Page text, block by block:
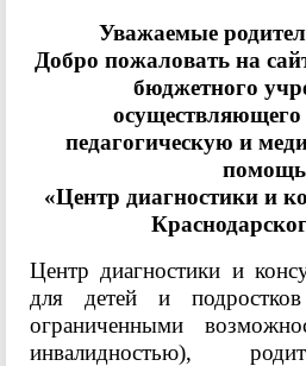
Уважаемые
Добро пожаловать на
бюджетного
осуществляющего
педагогическую и
помощь
«Центр диагностики и
Центр диагностики и
для детей и
ограниченными
инвалидностью),